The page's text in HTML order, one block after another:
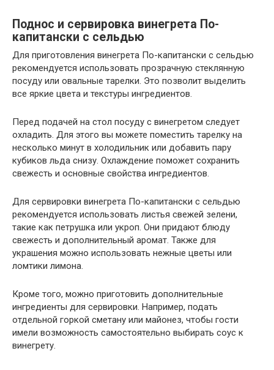
Поднос и сервировка винегрета По-
капитански с сельдью
Для приготовления винегрета По-капитански с сельдью
рекомендуется использовать прозрачную стеклянную
посуду или овальные тарелки. Это позволит выделить
все яркие цвета и текстуры ингредиентов.
Перед подачей на стол посуду с винегретом следует
охладить. Для этого вы можете поместить тарелку на
несколько минут в холодильник или добавить пару
кубиков льда снизу. Охлаждение поможет сохранить
свежесть и основные свойства ингредиентов.
Для сервировки винегрета По-капитански с сельдью
рекомендуется использовать листья свежей зелени,
такие как петрушка или укроп. Они придают блюду
свежесть и дополнительный аромат. Также для
украшения можно использовать нежные цветы или
ломтики лимона.
Кроме того, можно приготовить дополнительные
ингредиенты для сервировки. Например, подать
отдельной горкой сметану или майонез, чтобы гости
имели возможность самостоятельно выбирать соус к
винегрету.